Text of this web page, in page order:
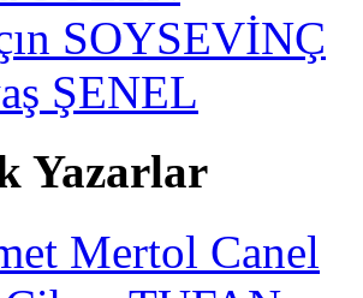
SOYSEVİNÇ
ŞENEL
Yazarlar
Mertol Canel